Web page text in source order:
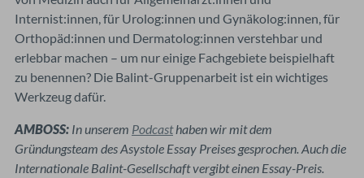
Internist:innen, für Urolog:innen und Gynäkolog:innen, für
Orthopäd:innen und Dermatolog:innen verstehbar und
erlebbar machen – um nur einige Fachgebiete beispielhaft
zu benennen? Die Balint-Gruppenarbeit ist ein wichtiges
Werkzeug dafür.
AMBOSS: In unserem Podcasthaben wir mit dem
Gründungsteam des Asystole Essay Preises gesprochen. Auch die
Internationale Balint-Gesellschaft vergibt einen Essay-Preis.